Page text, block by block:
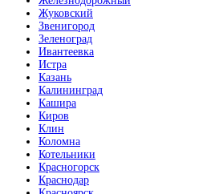
Жуковский
Звенигород
Зеленоград
Ивантеевка
Истра
Казань
Калининград
Кашира
Киров
Клин
Коломна
Котельники
Красногорск
Краснодар